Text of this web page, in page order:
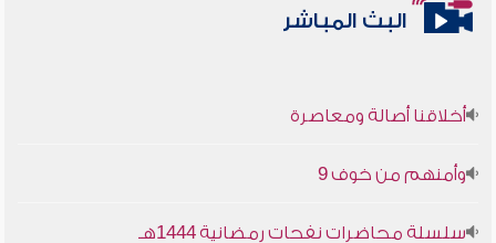
البث المباشر
أخلاقنا أصالة ومعاصرة
وأمنهم من خوف 9
سلسلة محاضرات نفحات رمضانية 1444هـ